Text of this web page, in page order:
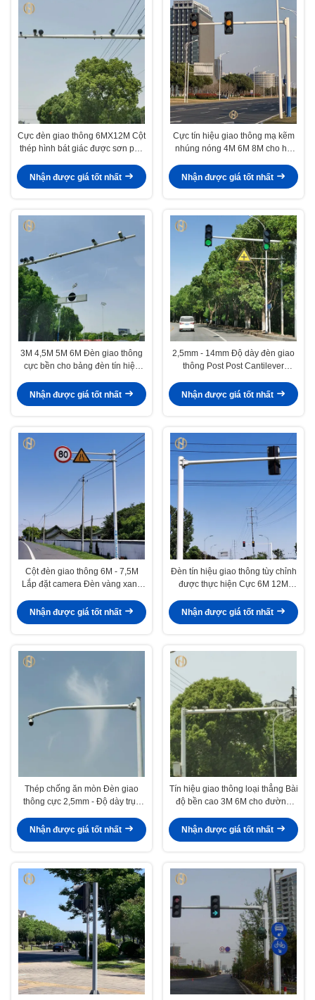
Cực đèn giao thông 6MX12M Cột
thép hình bát giác được sơn phủ
Nhận được giá tốt nhất
Cực tín hiệu giao thông mạ kẽm
nhúng nóng 4M 6M 8M cho hệ
Nhận được giá tốt nhất
3M 4,5M 5M 6M Đèn giao thông
cực bền cho bảng đèn tín hiệu
Nhận được giá tốt nhất
2,5mm - 14mm Độ dày đèn giao
thông Post Post Cantilever
Nhận được giá tốt nhất
Cột đèn giao thông 6M - 7,5M
Lắp đặt camera Đèn vàng xanh
Nhận được giá tốt nhất
Đèn tín hiệu giao thông tùy chỉnh
được thực hiện Cực 6M 12M
Nhận được giá tốt nhất
Thép chống ăn mòn Đèn giao
thông cực 2,5mm - Độ dày trục
Nhận được giá tốt nhất
Tín hiệu giao thông loại thẳng Bài
độ bền cao 3M 6M cho đường
Nhận được giá tốt nhất